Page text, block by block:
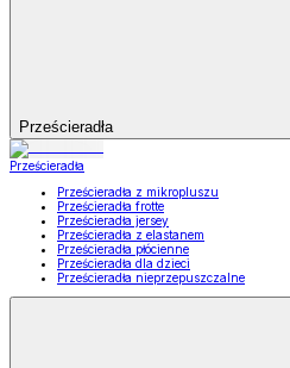
Prześcieradła
Prześcieradła
Prześcieradła z mikropluszu
Prześcieradła frotte
Prześcieradła jersey
Prześcieradła z elastanem
Prześcieradła płócienne
Prześcieradła dla dzieci
Prześcieradła nieprzepuszczalne